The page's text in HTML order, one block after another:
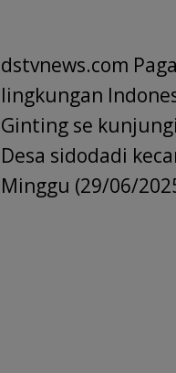
b
o
o
k
s
A
p
p
e
dI
n
l
dstvnews.com
lingkungan
Ginting se
Desa sidodadi
Minggu (29/06/